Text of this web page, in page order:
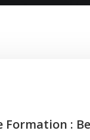
Formation :